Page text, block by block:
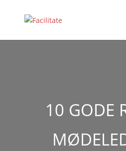
10 GODE